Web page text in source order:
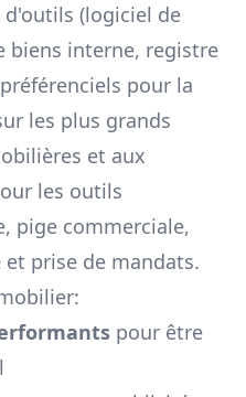
d'outils (logiciel de
biens interne, registre
pour la
les plus grands
et aux
les outils
pige commerciale,
prise de mandats.
pour être